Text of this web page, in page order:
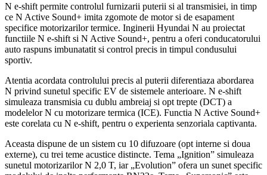
N e-shift permite controlul furnizarii puterii si al transmisiei, in timp
ce N Active Sound+ imita zgomote de motor si de esapament
specifice motorizarilor termice. Inginerii Hyundai N au proiectat
functiile N e-shift si N Active Sound+, pentru a oferi conducatorului
auto raspuns imbunatatit si control precis in timpul condusului
sportiv.
Atentia acordata controlului precis al puterii diferentiaza abordarea
N privind sunetul specific EV de sistemele anterioare. N e-shift
simuleaza transmisia cu dublu ambreiaj si opt trepte (DCT) a
modelelor N cu motorizare termica (ICE). Functia N Active Sound+
este corelata cu N e-shift, pentru o experienta senzoriala captivanta.
Aceasta dispune de un sistem cu 10 difuzoare (opt interne si doua
externe), cu trei teme acustice distincte. Tema „Ignition” simuleaza
sunetul motorizarilor N 2,0 T, iar „Evolution” ofera un sunet specific